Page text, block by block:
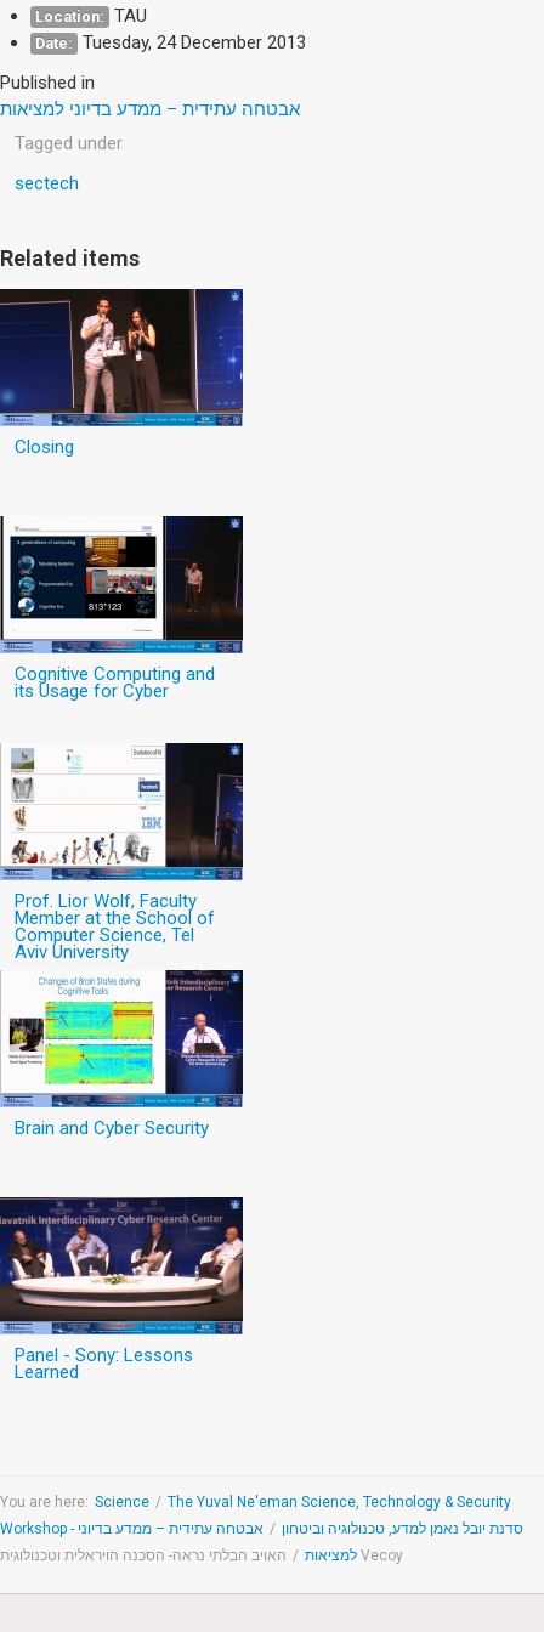
Location: TAU
Date: Tuesday, 24 December 2013
Published in
אבטחה עתידית – ממדע בדיוני למציאות
Tagged under
sectech
Related items
Closing
Cognitive Computing and
its Usage for Cyber
Prof. Lior Wolf, Faculty
Member at the School of
Computer Science, Tel
Aviv University
Brain and Cyber Security
Panel - Sony: Lessons
Learned
You are here: Science / The Yuval Ne'eman Science, Technology & Security
Workshop - סדנת יובל נאמן למדע, טכנולוגיה וביטחון / אבטחה עתידית – ממדע בדיוני
למציאות / האויב הבלתי נראה- הסכנה הויראלית וטכנולוגית Vecoy